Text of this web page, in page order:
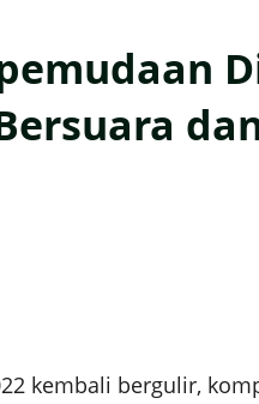
kembali bergulir,